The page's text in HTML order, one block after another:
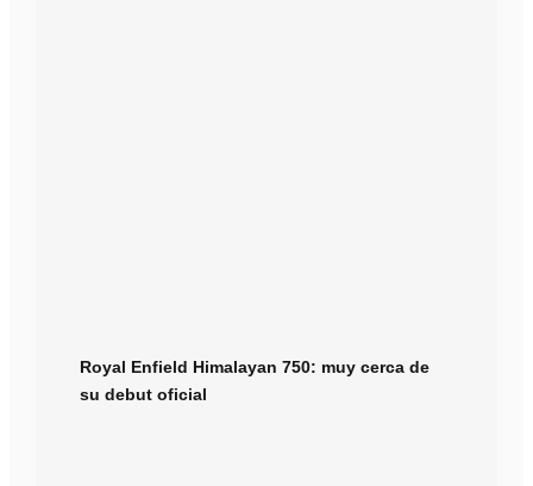
Royal Enfield Himalayan 750: muy cerca de
su debut oficial